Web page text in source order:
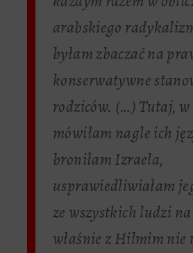
arabskiego
byłam zbaczać na
konserwatywne
rodziców. (…) Tutaj,
mówiłam nagle ich
broniłam Izraela,
usprawiedliwiałam
ze wszystkich ludzi
właśnie z Hilmim nie